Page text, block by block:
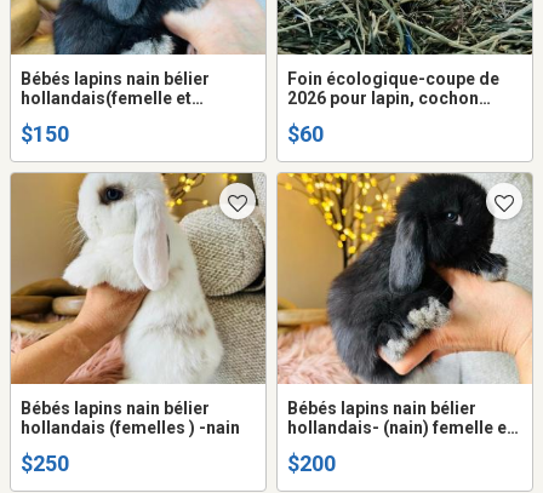
Bébés lapins nain bélier
hollandais(femelle et
$150
Foin écologique-coupe de
2026 pour lapin, cochon
$60
Bébés lapins nain bélier
hollandais (femelles ) -nain
$250
Bébés lapins nain bélier
hollandais- (nain) femelle et
$200